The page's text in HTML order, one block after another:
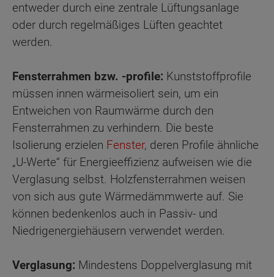
entweder durch eine zentrale Lüftungsanlage
oder durch regelmäßiges Lüften geachtet
werden.
Fensterrahmen bzw. -profile: Kunststoffprofile
müssen innen wärmeisoliert sein, um ein
Entweichen von Raumwärme durch den
Fensterrahmen zu verhindern. Die beste
Isolierung erzielen Fenster, deren Profile ähnliche
„U-Werte“ für Energieeffizienz aufweisen wie die
Verglasung selbst. Holzfensterrahmen weisen
von sich aus gute Wärmedämmwerte auf. Sie
können bedenkenlos auch in Passiv- und
Niedrigenergiehäusern verwendet werden.
Verglasung: Mindestens Doppelverglasung mit